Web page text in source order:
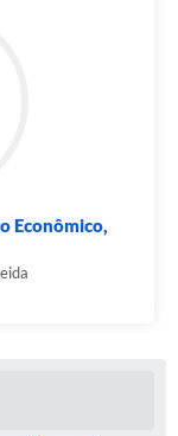
Econômico,